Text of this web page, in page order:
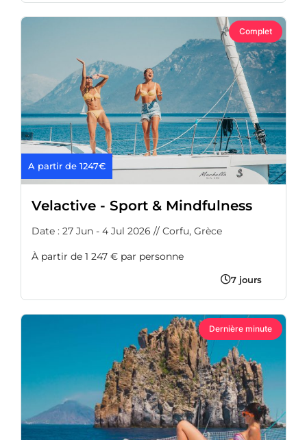
Complet
A partir de 1247€
Velactive - Sport & Mindfulness
Date : 27 Jun - 4 Jul 2026 // Corfu, Grèce
À partir de 1 247 € par personne
7 jours
Dernière minute